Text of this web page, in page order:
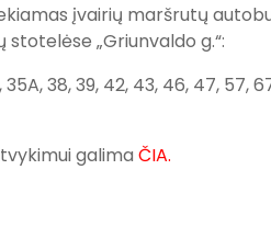
įvairių maršrutų
„Griunvaldo g.“:
35A, 38, 39, 42, 43, 46, 47, 57,
galima ČIA.